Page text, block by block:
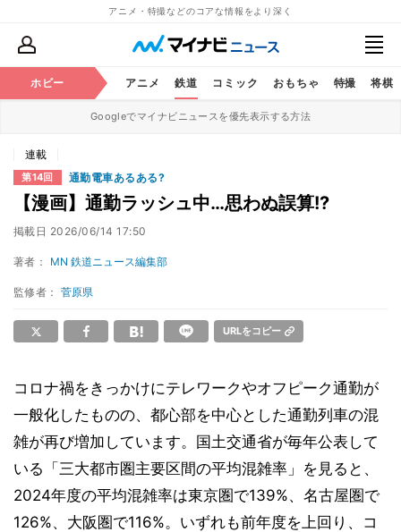
アニメ・特撮などのコアな情報をより深く
ホビー アニメ 鉄道 コミック おもちゃ 特撮 将棋
Googleでマイナビニュースを優先表示する方法
連載
第14回 通勤電車あるある?
【漫画】通勤ラッシュ中…思わぬ誤算!?
掲載日 2026/06/14 17:50
著者： MN 鉄道ニュース編集部
監修者：菅原県
URLをコピー
コロナ禍をきっかけにテレワークやオフピーク通勤が
一般化したものの、都心部を中心とした通勤列車の混
雑が再び増加しています。国土交通省が毎年公表して
いる「三大都市圏主要区間の平均混雑率」を見ると、
2024年度の平均混雑率は東京圏で139%、名古屋圏で
126%、大阪圏で116%。いずれも前年度を上回り、コ